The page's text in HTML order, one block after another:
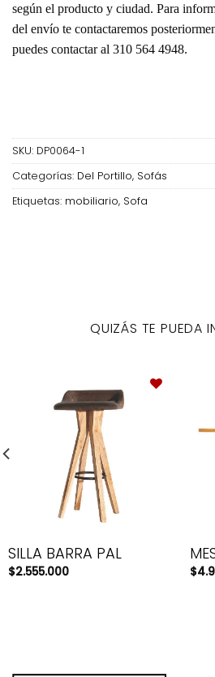
según el producto y ciudad. Para
del envío te contactaremos
puedes contactar al 310 564 4948.
SKU: DP0064-1
Categorías: Del Portillo, Sofás
Etiquetas: mobiliario, Sofa
QUIZÁS TE PUEDA
SILLA BARRA PAL
$2.555.000 $